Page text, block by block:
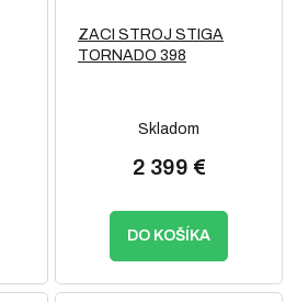
ZACI STROJ STIGA
TORNADO 398
Skladom
2 399 €
DO KOŠÍKA